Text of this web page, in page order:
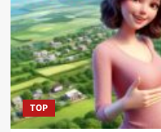
Donalda
Trumpa
według
najnowszych
sondaży.
TOP